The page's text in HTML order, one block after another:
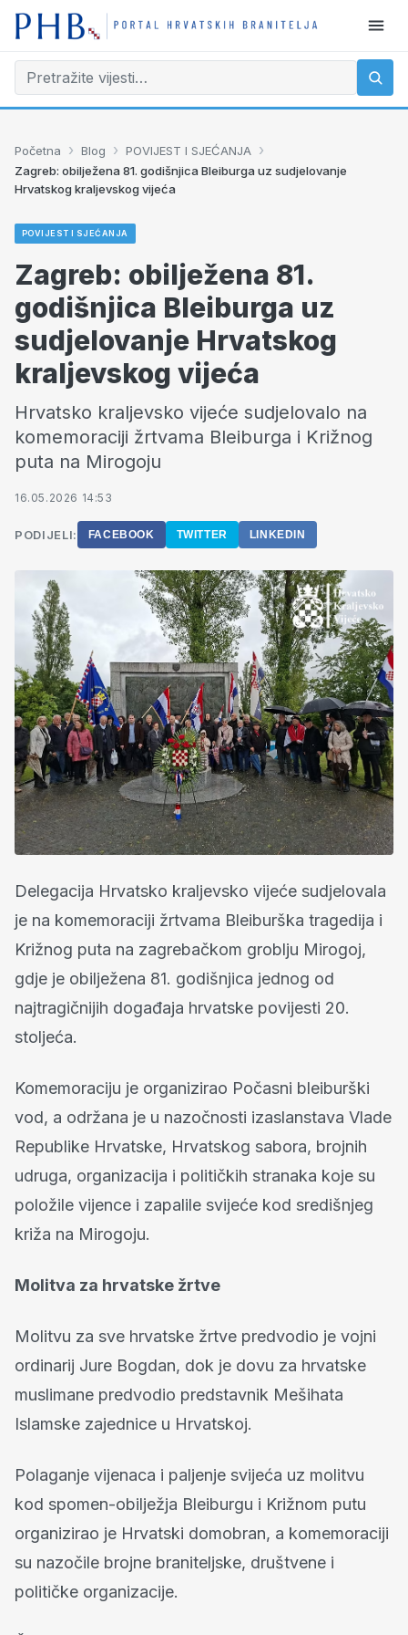
Početna › Blog › POVIJEST I SJEĆANJA ›
Zagreb: obilježena 81. godišnjica Bleiburga uz sudjelovanje
Hrvatskog kraljevskog vijeća
POVIJEST I SJEĆANJA
Zagreb: obilježena 81.
godišnjica Bleiburga uz
sudjelovanje Hrvatskog
kraljevskog vijeća
Hrvatsko kraljevsko vijeće sudjelovalo na
komemoraciji žrtvama Bleiburga i Križnog
puta na Mirogoju
16.05.2026 14:53
PODIJELI: FACEBOOK TWITTER LINKEDIN
Delegacija Hrvatsko kraljevsko vijeće sudjelovala
je na komemoraciji žrtvama Bleiburška tragedija i
Križnog puta na zagrebačkom groblju Mirogoj,
gdje je obilježena 81. godišnjica jednog od
najtragičnijih događaja hrvatske povijesti 20.
stoljeća.
Komemoraciju je organizirao Počasni bleiburški
vod, a održana je u nazočnosti izaslanstava Vlade
Republike Hrvatske, Hrvatskog sabora, brojnih
udruga, organizacija i političkih stranaka koje su
položile vijence i zapalile svijeće kod središnjeg
križa na Mirogoju.
Molitva za hrvatske žrtve
Molitvu za sve hrvatske žrtve predvodio je vojni
ordinarij Jure Bogdan, dok je dovu za hrvatske
muslimane predvodio predstavnik Mešihata
Islamske zajednice u Hrvatskoj.
Polaganje vijenaca i paljenje svijeća uz molitvu
kod spomen-obilježja Bleiburgu i Križnom putu
organizirao je Hrvatski domobran, a komemoraciji
su nazočile brojne braniteljske, društvene i
političke organizacije.